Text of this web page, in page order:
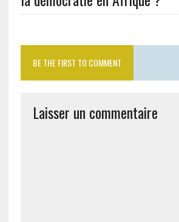
BE THE FIRST TO COMMENT
Laisser un commentaire